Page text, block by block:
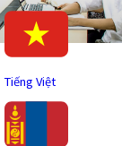
Tiếng Việt